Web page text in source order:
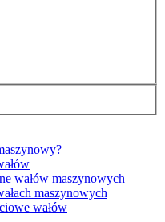
wałów maszynowych
maszynowych
wałów